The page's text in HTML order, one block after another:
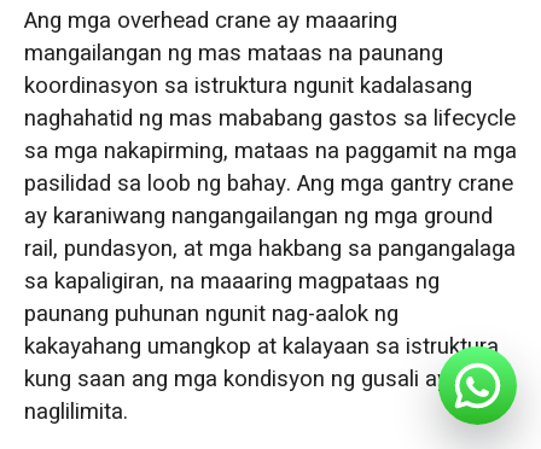
Ang mga overhead crane ay maaaring
mangailangan ng mas mataas na paunang
koordinasyon sa istruktura ngunit kadalasang
naghahatid ng mas mababang gastos sa lifecycle
sa mga nakapirming, mataas na paggamit na mga
pasilidad sa loob ng bahay. Ang mga gantry crane
ay karaniwang nangangailangan ng mga ground
rail, pundasyon, at mga hakbang sa pangangalaga
sa kapaligiran, na maaaring magpataas ng
paunang puhunan ngunit nag-aalok ng
kakayahang umangkop at kalayaan sa istruktura
kung saan ang mga kondisyon ng gusali ay
naglilimita.